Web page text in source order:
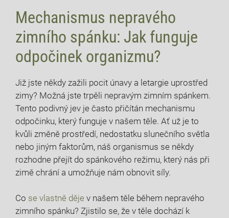
Mechanismus nepravého
zimního spánku: Jak funguje
odpočinek organizmu?
Již jste někdy zažili pocit únavy a letargie uprostřed
zimy? Možná jste trpěli nepravým zimním spánkem.
Tento podivný jev je často přičítán mechanismu
odpočinku, který funguje v našem těle. Ať už je to
kvůli změně prostředí, nedostatku slunečního světla
nebo jiným faktorům, náš organismus se někdy
rozhodne přejít do spánkového režimu, který nás při
zimě chrání a umožňuje nám obnovit síly.
Co se vlastně děje v našem těle během nepravého
zimního spánku? Zjistilo se, že v těle dochází k